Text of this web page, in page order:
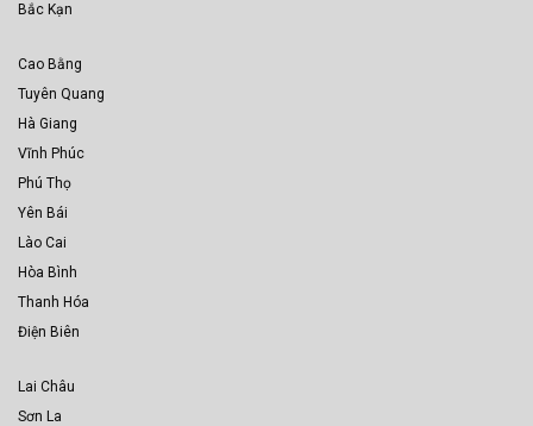
Bắc Kạn
Cao Bằng
Tuyên Quang
Hà Giang
Vĩnh Phúc
Phú Thọ
Yên Bái
Lào Cai
Hòa Bình
Thanh Hóa
Điện Biên
Lai Châu
Sơn La